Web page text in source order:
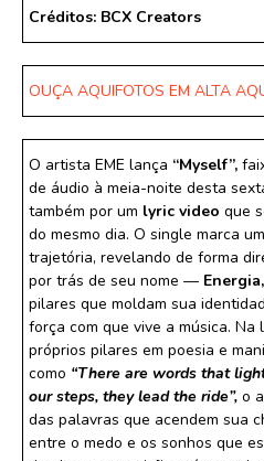
Créditos: BCX Creators
OUÇA AQUIFOTOS EM ALTA
O artista EME lança “Myself”,
de áudio à meia-noite desta
também por um lyric video que
do mesmo dia. O single marca
trajetória, revelando de forma
por trás de seu nome —
pilares que moldam sua
força com que vive a música. Na
próprios pilares em poesia e
como “There are words that
our steps, they lead the ride”, o
das palavras que acendem sua
entre o medo e os sonhos que